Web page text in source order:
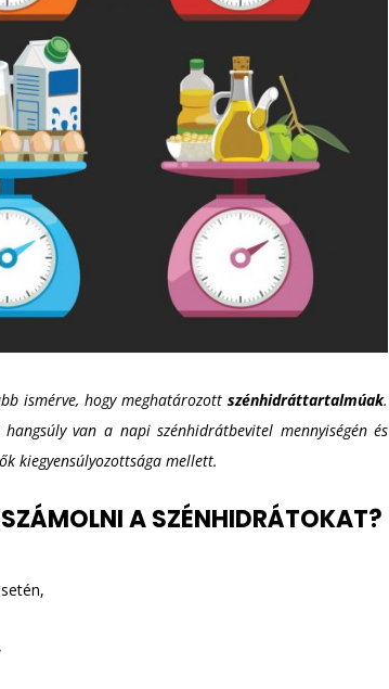
ismérve, hogy meghatározottszénhidráttartalmúak.
van a napi szénhidrátbevitel mennyiségén és
kiegyensúlyozottsága mellett.
SZÁMOLNI A SZÉNHIDRÁTOKAT?